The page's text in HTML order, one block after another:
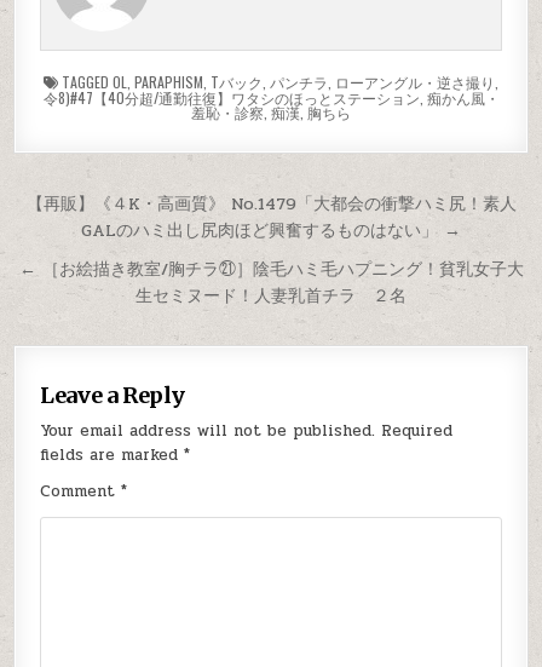
TAGGED OL PARAPHISM Tバック パンチラ ローアングル・逆さ撮り
令8)#47【40分超/通勤往復】ワタシのほっとステーション 痴かん風・
羞恥・診察, 痴漢, 胸ちら
Post
navigation
【再販】《４K・高画質》 No.1479「大都会の衝撃ハミ尻！素人
GALのハミ出し尻肉ほど興奮するものはない」 →
← ［お絵描き教室/胸チラ㉑］陰毛ハミ毛ハプニング！貧乳女子大
生セミヌード！人妻乳首チラ ２名
Leave a Reply
Your email address will not be published. Required
fields are marked*
Comment*